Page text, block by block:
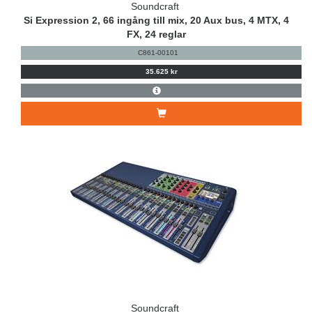
Soundcraft
Si Expression 2, 66 ingång till mix, 20 Aux bus, 4 MTX, 4
FX, 24 reglar
C861-00101
35.625 kr
Soundcraft